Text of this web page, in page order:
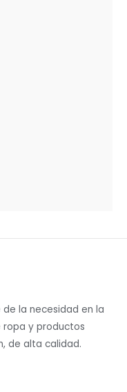
la necesidad en la
ropa y productos
de alta calidad.